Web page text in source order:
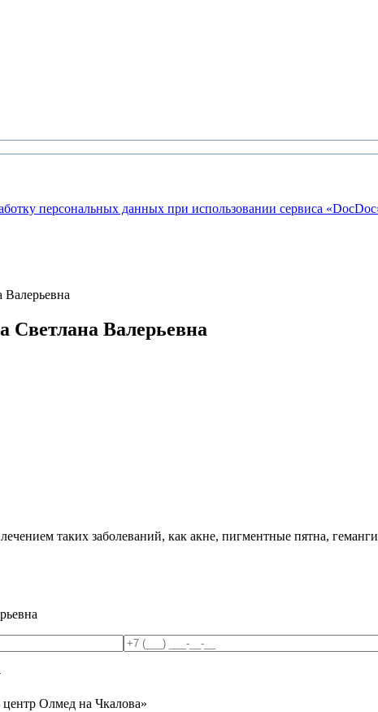
персональных данных при использовании сервиса
Светлана Валерьевна
таких заболеваний, как акне, пигментные пятна,
Олмед на Чкалова»